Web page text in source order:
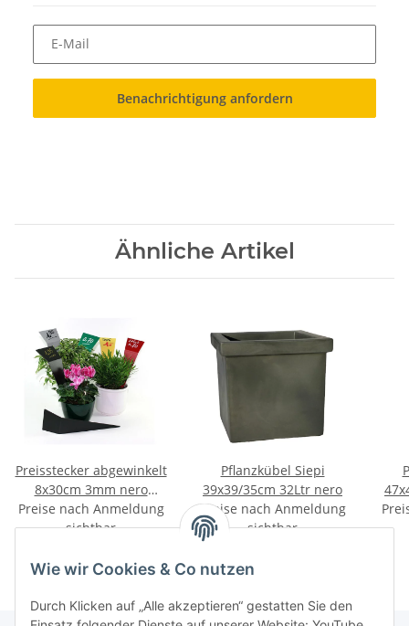
E-Mail
Benachrichtigung anfordern
Ähnliche Artikel
Preisstecker abgewinkelt
8x30cm 3mm nero
10Stück
Preise nach Anmeldung
sichtbar
Pflanzkübel Siepi
39x39/35cm 32Ltr nero
Preise nach Anmeldung
sichtbar
Wie wir Cookies & Co nutzen
Durch Klicken auf „Alle akzeptieren“ gestatten Sie den